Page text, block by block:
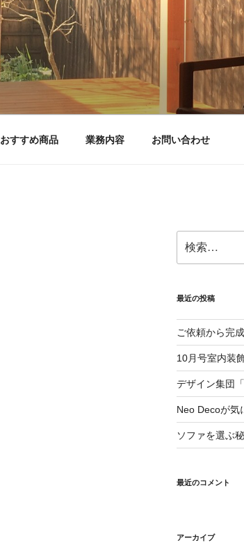
おすすめ商品 業務内容 お問い合わせ
索:
最近の投稿
ご依頼から完
10月号室内装
デザイン集団
Neo Decoが気
ソファを選ぶ
最近のコメント
アーカイブ